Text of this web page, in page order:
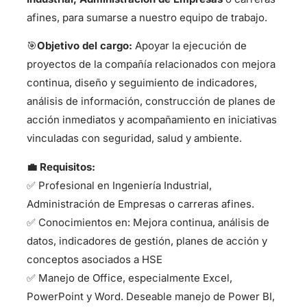
afines, para sumarse a nuestro equipo de trabajo.
🎯Objetivo del cargo: Apoyar la ejecución de
proyectos de la compañía relacionados con mejora
continua, diseño y seguimiento de indicadores,
análisis de información, construcción de planes de
acción inmediatos y acompañamiento en iniciativas
vinculadas con seguridad, salud y ambiente.
💼 Requisitos:
✅ Profesional en Ingeniería Industrial,
Administración de Empresas o carreras afines.
✅ Conocimientos en: Mejora continua, análisis de
datos, indicadores de gestión, planes de acción y
conceptos asociados a HSE
✅ Manejo de Office, especialmente Excel,
PowerPoint y Word. Deseable manejo de Power BI,